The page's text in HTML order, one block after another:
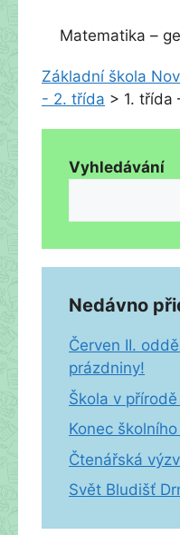
Matematika –
Základní škola
- 2. třída > 1. třída
Vyhledávání
Nedávno
Červen II.
prázdniny!
Škola v
Konec
Čtenářská
Svět Bludišť